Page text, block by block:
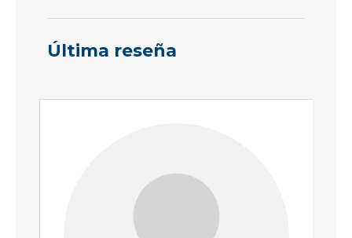
Última reseña